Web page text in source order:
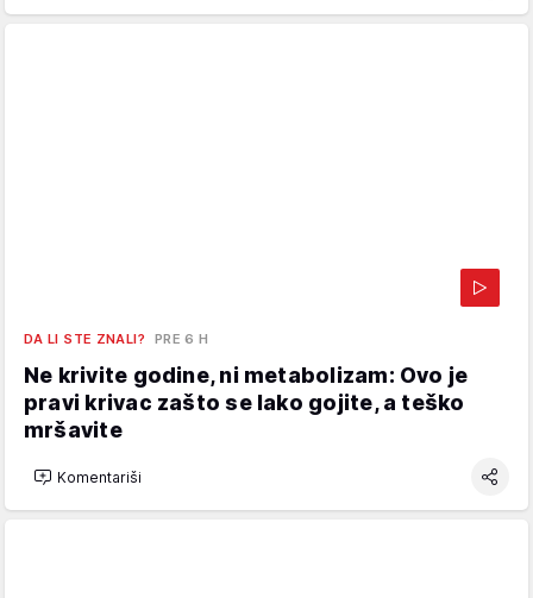
DA LI STE ZNALI? PRE 6 H
Ne krivite godine, ni metabolizam: Ovo je
pravi krivac zašto se lako gojite, a teško
mršavite
Komentariši